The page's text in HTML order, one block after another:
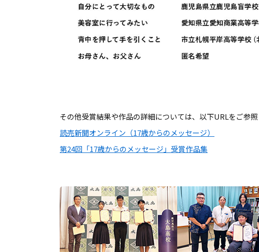
その他受賞結果や作品の詳細については、以下URLをご参照
読売新聞オンライン（17歳からのメッセージ）
第24回「17歳からのメッセージ」受賞作品集